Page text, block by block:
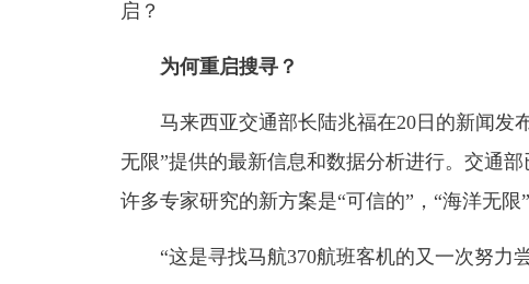
启？
为何重启搜寻？
马来西亚交通部长陆兆福在20日的新闻发
无限”提供的最新信息和数据分析进行。交通
许多专家研究的新方案是“可信的”，“海洋无限
“这是寻找马航370航班客机的又一次努力